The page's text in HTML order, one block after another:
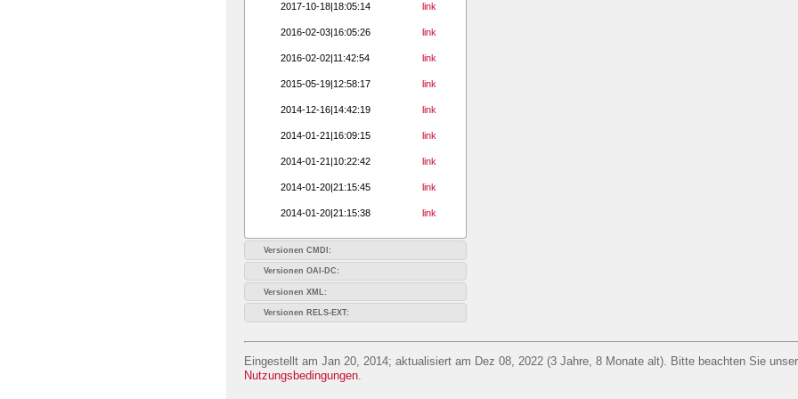
2017-10-18|18:05:14 link
2016-02-03|16:05:26 link
2016-02-02|11:42:54 link
2015-05-19|12:58:17 link
2014-12-16|14:42:19 link
2014-01-21|16:09:15 link
2014-01-21|10:22:42 link
2014-01-20|21:15:45 link
2014-01-20|21:15:38 link
Versionen CMDI:
Versionen OAI-DC:
Versionen XML:
Versionen RELS-EXT:
Eingestellt am Jan 20, 2014; aktualisiert am Dez 08, 2022 (3 Jahre, 8 Monate alt). Bitte beachten Sie
Nutzungsbedingungen.